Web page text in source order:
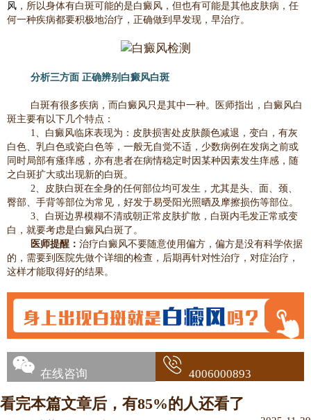
风 ，所以身体有白斑可能的是白癜风，但也有可能是其他皮肤病，任
何一种疾病都要积极地治疗，正确做到早发现，早治疗。
分析三方面 正确辨别白癜风白斑
白斑有很多疾病，而白癜风只是其中一种。医师指出，白癜风白
斑主要有以下几个特点：
1、白癜风临床表现为：皮肤损害处皮肤颜色减退，变白，有灰
白色、乳白色或瓷白色等，一般无自觉不适，少数病例在发病之前或
同时局部有瘙痒感，亦有患者在病情稳定时因某种因素发生痒感，随
之白斑扩大或出现新的白斑。
2、皮肤白斑在全身的任何部位均可发生，尤其是头、面、颈、
臀部、手背等部位为常见，好发于易受阳光照晒及摩擦损伤等部位。
3、白斑边界模糊不清或朝正常皮肤扩散，白斑内毛发正常或变
白，就要考虑是白癜风白斑了。
医师提醒： 治疗白癜风不要随意使用偏方，偏方是没有科学依据
的，需要到医院先做个详细的检查，后期再针对性治疗，对症治疗，
这样才能取得好的结果。
在线咨询 4006000893
看完本篇文章后，有85%的人还看了